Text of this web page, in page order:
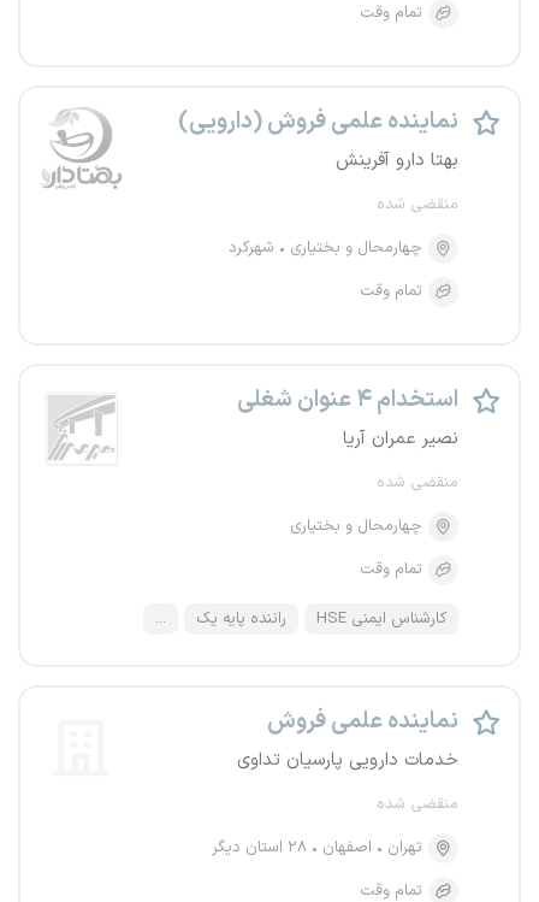
تمام وقت
نماینده علمی فروش (دارویی)
بهتا دارو آفرینش
منقضی شده
چهارمحال و بختیاری
شهرکرد
تمام وقت
استخدام ۴ عنوان شغلی
نصیر عمران آریا
منقضی شده
چهارمحال و بختیاری
تمام وقت
کارشناس ایمنی HSE راننده پایه یک ...
نماینده علمی فروش
خدمات دارویی پارسیان تداوی
منقضی شده
تهران
اصفهان
۲۸ استان دیگر
تمام وقت